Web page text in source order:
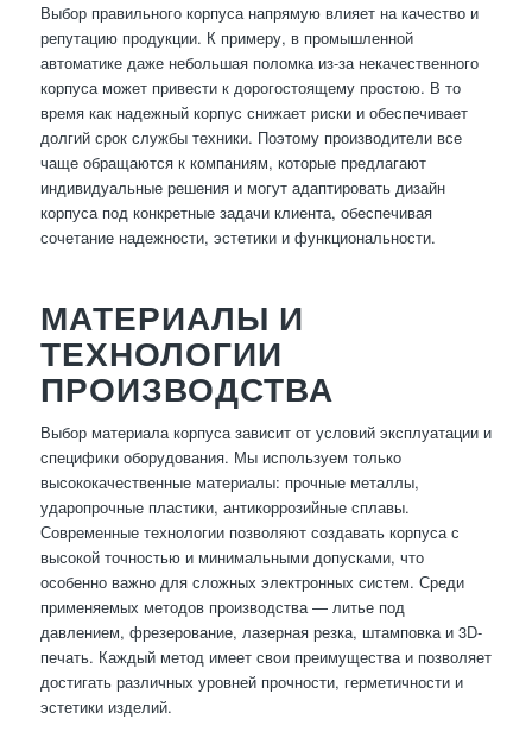
Выбор правильного корпуса напрямую влияет на качество и
репутацию продукции. К примеру, в промышленной
автоматике даже небольшая поломка из-за некачественного
корпуса может привести к дорогостоящему простою. В то
время как надежный корпус снижает риски и обеспечивает
долгий срок службы техники. Поэтому производители все
чаще обращаются к компаниям, которые предлагают
индивидуальные решения и могут адаптировать дизайн
корпуса под конкретные задачи клиента, обеспечивая
сочетание надежности, эстетики и функциональности.
МАТЕРИАЛЫ И
ТЕХНОЛОГИИ
ПРОИЗВОДСТВА
Выбор материала корпуса зависит от условий эксплуатации и
специфики оборудования. Мы используем только
высококачественные материалы: прочные металлы,
ударопрочные пластики, антикоррозийные сплавы.
Современные технологии позволяют создавать корпуса с
высокой точностью и минимальными допусками, что
особенно важно для сложных электронных систем. Среди
применяемых методов производства — литье под
давлением, фрезерование, лазерная резка, штамповка и 3D-
печать. Каждый метод имеет свои преимущества и позволяет
достигать различных уровней прочности, герметичности и
эстетики изделий.